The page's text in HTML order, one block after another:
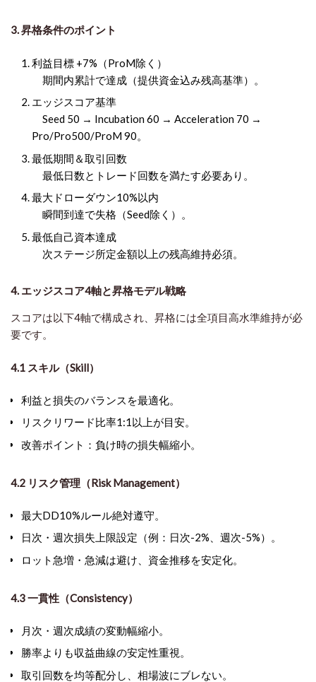
3. 昇格条件のポイント
利益目標 +7%（ProM除く）
期間内累計で達成（提供資金込み残高基準）。
エッジスコア基準
Seed 50 → Incubation 60 → Acceleration 70 →
Pro/Pro500/ProM 90。
最低期間＆取引回数
最低日数とトレード回数を満たす必要あり。
最大ドローダウン10%以内
瞬間到達で失格（Seed除く）。
最低自己資本達成
次ステージ所定金額以上の残高維持必須。
4. エッジスコア4軸と昇格モデル戦略
スコアは以下4軸で構成され、昇格には全項目高水準維持が必
要です。
4.1 スキル（Skill）
利益と損失のバランス を最適化。
リスクリワード比率1:1以上が目安。
改善ポイント ：負け時の損失幅縮小。
4.2 リスク管理（Risk Management）
最大DD10%ルール絶対遵守。
日次・週次損失上限設定（例：日次-2%、週次-5%）。
ロット急増・急減は避け、資金推移を安定化。
4.3 一貫性（Consistency）
月次・週次成績の変動幅縮小
勝率よりも収益曲線の安定性重視。
取引回数を均等配分し、相場波にブレない。